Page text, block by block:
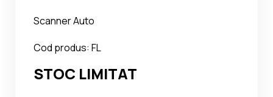
Scanner Auto
Cod produs: FL
STOC LIMITAT